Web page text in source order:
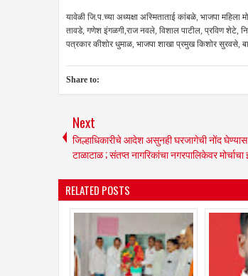
यावेळी जि.प.च्या अध्यक्षा अस्मिताताई कांबळे, भाजपा महिला
तावडे, गणेश इंगळगी,राज नवले, विशाल पाटील, प्रविण शेटे,
पत्रकार कीशोर धुमाळ, भाजपा शाखा प्रमुख किशोर सुरवसे,
Share to:
Next
जिल्हाधिकारीचे आदेश असुनही घरजागेची नोंद
टाळाटाळ ; संतप्त नागरिकांचा नगरपालिकेवर मोर्चाचा
RELATED POSTS